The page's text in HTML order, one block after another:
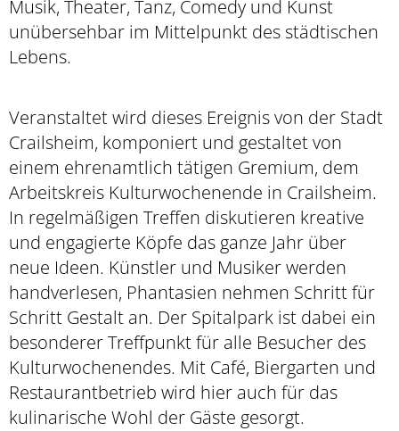
Musik, Theater, Tanz, Comedy und Kunst
unübersehbar im Mittelpunkt des städtischen
Lebens.
Veranstaltet wird dieses Ereignis von der Stadt
Crailsheim, komponiert und gestaltet von
einem ehrenamtlich tätigen Gremium, dem
Arbeitskreis Kulturwochenende in Crailsheim.
In regelmäßigen Treffen diskutieren kreative
und engagierte Köpfe das ganze Jahr über
neue Ideen. Künstler und Musiker werden
handverlesen, Phantasien nehmen Schritt für
Schritt Gestalt an. Der Spitalpark ist dabei ein
besonderer Treffpunkt für alle Besucher des
Kulturwochenendes. Mit Café, Biergarten und
Restaurantbetrieb wird hier auch für das
kulinarische Wohl der Gäste gesorgt.